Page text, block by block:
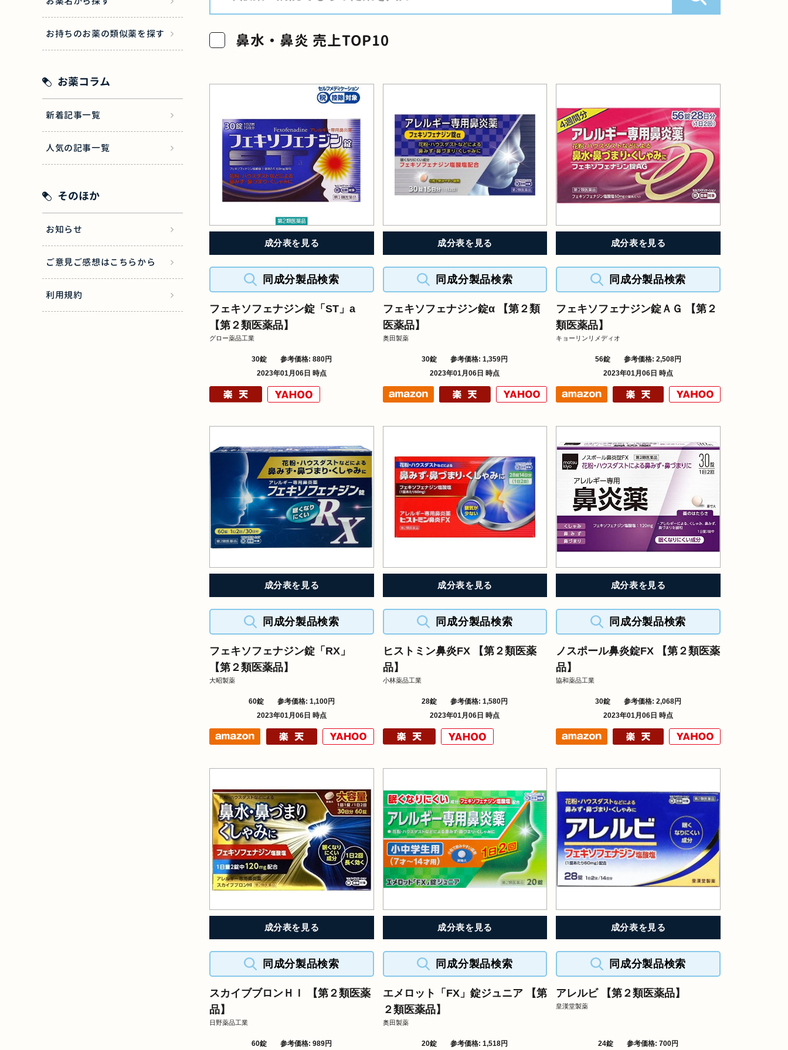
お持ちのお薬の類似薬を探す
お薬コラム
新着記事一覧
人気の記事一覧
そのほか
お知らせ
ご意見ご感想はこちらから
利用規約
鼻水・鼻炎 売上TOP10
成分表を見る
同成分製品検索
フェキソフェナジン錠「ST」a
【第２類医薬品】
グロー薬品工業
30錠
参考価格: 880円
2023年01月06日 時点
成分表を見る
同成分製品検索
フェキソフェナジン錠α 【第２類
医薬品】
奥田製薬
30錠
参考価格: 1,359円
2023年01月06日 時点
成分表を見る
同成分製品検索
フェキソフェナジン錠ＡＧ 【第２
類医薬品】
キョーリンリメディオ
56錠
参考価格: 2,508円
2023年01月06日 時点
成分表を見る
同成分製品検索
フェキソフェナジン錠「RX」
【第２類医薬品】
大昭製薬
60錠
参考価格: 1,100円
2023年01月06日 時点
成分表を見る
同成分製品検索
ヒストミン鼻炎FX 【第２類医薬
品】
小林薬品工業
28錠
参考価格: 1,580円
2023年01月06日 時点
成分表を見る
同成分製品検索
ノスポール鼻炎錠FX 【第２類医薬
品】
協和薬品工業
30錠
参考価格: 2,068円
2023年01月06日 時点
成分表を見る
同成分製品検索
スカイブブロンＨＩ 【第２類医薬
品】
日野薬品工業
60錠 参考価格: 989円
成分表を見る
同成分製品検索
エメロット「FX」錠ジュニア 【第
２類医薬品】
奥田製薬
20錠 参考価格: 1,518円
成分表を見る
同成分製品検索
アレルビ 【第２類医薬品】
皇漢堂製薬
24錠 参考価格: 700円